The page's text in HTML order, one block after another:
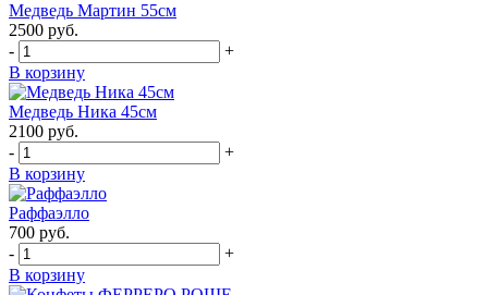
Медведь Мартин 55см
2500 руб.
-
+
В корзину
Медведь Ника 45см
2100 руб.
-
+
В корзину
Раффаэлло
700 руб.
-
+
В корзину